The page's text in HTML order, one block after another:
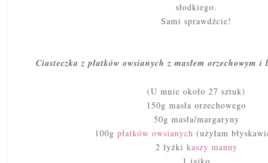
słodkiego.
Sami sprawdźcie!
Ciasteczka z płatków owsianych z masłem orzechowym
(U mnie około 27 sztuk)
150g masła orzechowego
50g masła/margaryny
100g płatków owsianych (użyłam
2 łyżki kaszy manny